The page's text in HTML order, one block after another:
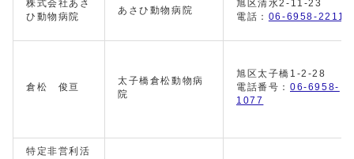
株式会社あさ
ひ動物病院
あさひ動物病院
旭区清水2-11-23
電話： 06-6958-2211
倉松 俊亘
太子橋倉松動物病
院
旭区太子橋1-2-28
電話番号： 06-6958-
1077
特定非営利活